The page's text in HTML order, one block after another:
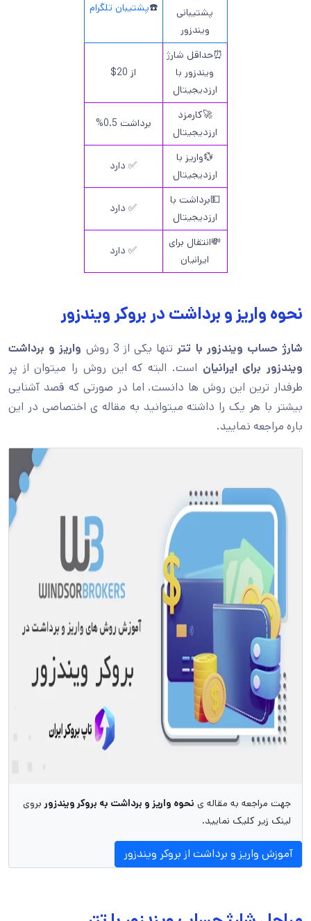
پشتیبانی
ویندزور
☎️پشتیبان تلگرام
⏰حداقل شارژ
ویندزور با
ارزدیجیتال
از 20$
🚀کارمزد
ارزدیجیتال
برداشت 0.5%
💱واریز با
ارزدیجیتال
✅ دارد
💵برداشت با
ارزدیجیتال
✅ دارد
💸انتقال برای
ایرانیان
✅ دارد
نحوه واریز و برداشت در بروکر ویندزور
شارژ حساب ویندزور با تترتنها یکی از 3 روش
واریز و برداشت
ویندزور برای ایرانیان است. البته که این روش را میتوان از پر
طرفدار ترین این روش ها دانست. اما در صورتی که قصد آشنایی
بیشتر با هر یک را داشته میتوانید به مقاله ی اختصاصی در این
باره مراجعه نمایید.
جهت مراجعه به مقاله ی نحوه واریز و برداشت به بروکر ویندزوربروی
لینک زیر کلیک نمایید.
آموزش واریز و برداشت از بروکر ویندزور